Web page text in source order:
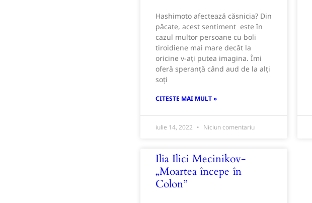
Hashimoto afectează căsnicia? Din
păcate, acest sentiment este în
cazul multor persoane cu boli
tiroidiene mai mare decât la
oricine v-ați putea imagina. Îmi
oferă speranță când aud de la alți
soți
CITESTE MAI MULT »
iulie 14, 2022 Niciun comentariu
Ilia Ilici Mecinikov-
„Moartea începe în
Colon”